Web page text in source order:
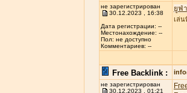
не зарегистрирован
30.12.2023 , 16:38
Дата регистрации: --
Местонахождение: --
Пол: не доступно
Комментариев: --
ยูฟ่
เล่
Free Backlink :
не зарегистрирован
30.12.2023 , 01:21